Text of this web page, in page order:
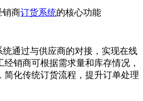
销商订货系统的核心功能
统通过与供应商的对接，实现在线
销商可根据需求量和库存情况，
简化传统订货流程，提升订单处理